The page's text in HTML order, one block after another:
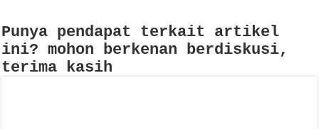
Punya pendapat terkait artikel
ini? mohon berkenan berdiskusi,
terima kasih